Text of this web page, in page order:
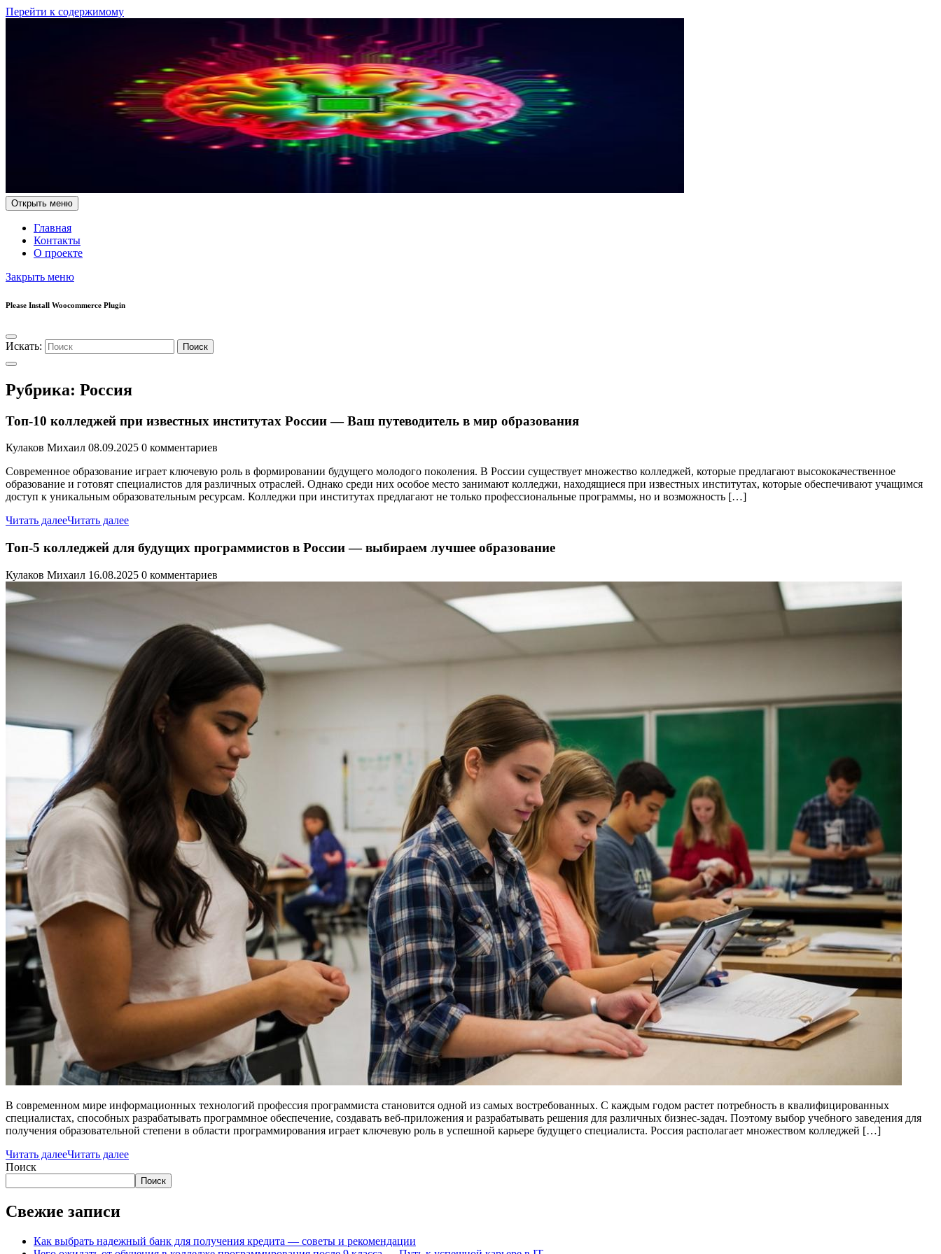
Перейти к содержимому
Открыть меню
Главная
Контакты
О проекте
Закрыть меню
Please Install Woocommerce Plugin
Искать: Поиск
Рубрика: Россия
Топ-10 колледжей при известных институтах России — Ваш путеводитель в мир образования
Кулаков Михаил 08.09.2025 0 комментариев
Современное образование играет ключевую роль в формировании будущего молодого поколения. В России существует множество колледжей, которые предлагают высококачественное
образование и готовят специалистов для различных отраслей. Однако среди них особое место занимают колледжи, находящиеся при известных институтах, которые обеспечивают учащимся
доступ к уникальным образовательным ресурсам. Колледжи при институтах предлагают не только профессиональные программы, но и возможность […]
Читать далееЧитать далее
Топ-5 колледжей для будущих программистов в России — выбираем лучшее образование
Кулаков Михаил 16.08.2025 0 комментариев
В современном мире информационных технологий профессия программиста становится одной из самых востребованных. С каждым годом растет потребность в квалифицированных
специалистах, способных разрабатывать программное обеспечение, создавать веб-приложения и разрабатывать решения для различных бизнес-задач. Поэтому выбор учебного заведения для
получения образовательной степени в области программирования играет ключевую роль в успешной карьере будущего специалиста. Россия располагает множеством колледжей […]
Читать далееЧитать далее
Поиск
Поиск
Свежие записи
Как выбрать надежный банк для получения кредита — советы и рекомендации